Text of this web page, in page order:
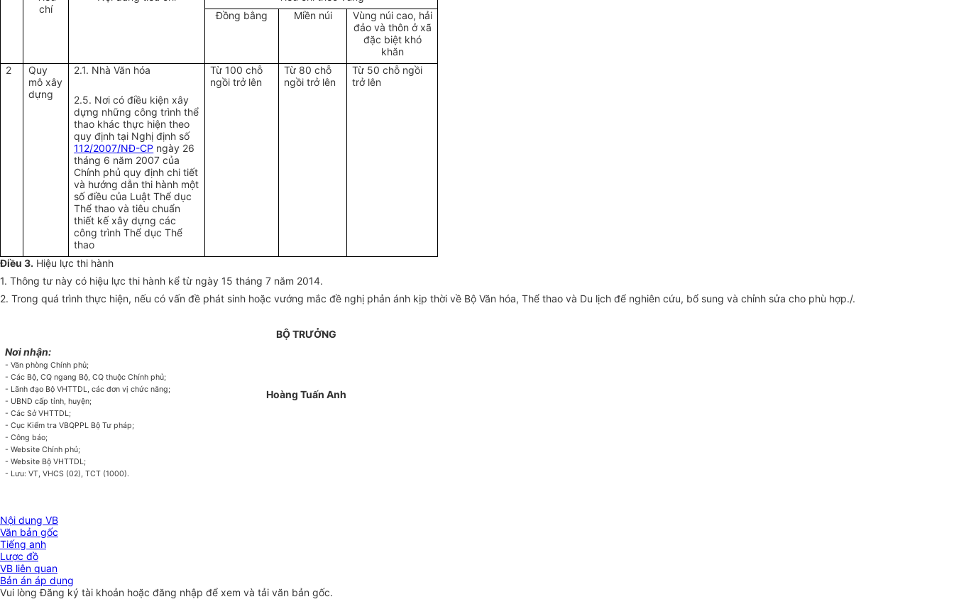
chí
Đồng bằng
Miền núi
Vùng núi cao, hải
đảo và thôn ở xã
đặc biệt khó
khăn
2
Quy
mô xây
dựng
2.1. Nhà Văn hóa
2.5. Nơi có điều kiện xây
dựng những công trình thể
thao khác thực hiện theo
quy định tại Nghị định số
112/2007/NĐ-CP ngày 26
tháng 6 năm 2007 của
Chính phủ quy định chi tiết
và hướng dẫn thi hành một
số điều của Luật Thể dục
Thể thao và tiêu chuẩn
thiết kế xây dựng các
công trình Thể dục Thể
thao
Từ 100 chỗ
ngồi trở lên
Từ 80 chỗ
ngồi trở lên
Từ 50 chỗ ngồi
trở lên
Điều 3. Hiệu lực thi hành
1. Thông tư này có hiệu lực thi hành kể từ ngày 15 tháng 7 năm 2014.
2. Trong quá trình thực hiện, nếu có vấn đề phát sinh hoặc vướng mắc đề nghị phản ánh kịp thời về Bộ Văn hóa, Thể thao và Du lịch để nghiên cứu, bổ sung và chỉnh sửa cho phù hợp./.
Nơi nhận:
- Văn phòng Chính phủ;
- Các Bộ, CQ ngang Bộ, CQ thuộc Chính phủ;
- Lãnh đạo Bộ VHTTDL, các đơn vị chức năng;
- UBND cấp tỉnh, huyện;
- Các Sở VHTTDL;
- Cục Kiểm tra VBQPPL Bộ Tư pháp;
- Công báo;
- Website Chính phủ;
- Website Bộ VHTTDL;
- Lưu: VT, VHCS (02), TCT (1000).
BỘ TRƯỞNG
Hoàng Tuấn Anh
Nội dung VB
Văn bản gốc
Tiếng anh
Lược đồ
VB liên quan
Bản án áp dụng
Vui lòngĐăng ký tài khoản hoặc đăng nhập để xem và tải văn bản gốc.